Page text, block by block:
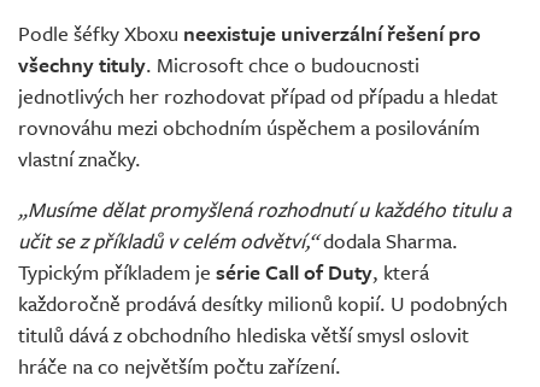
Podle šéfky Xboxu neexistuje univerzální řešení pro
všechny tituly. Microsoft chce o budoucnosti
jednotlivých her rozhodovat případ od případu a hledat
rovnováhu mezi obchodním úspěchem a posilováním
vlastní značky.
„Musíme dělat promyšlená rozhodnutí u každého titulu a
učit se z příkladů v celém odvětví,“dodala Sharma.
Typickým příkladem je série Call of Duty, která
každoročně prodává desítky milionů kopií. U podobných
titulů dává z obchodního hlediska větší smysl oslovit
hráče na co největším počtu zařízení.